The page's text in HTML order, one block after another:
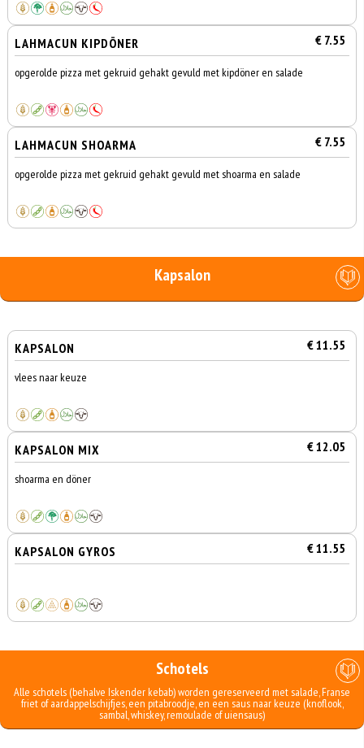
LAHMACUN KIPDÖNER € 7.55
opgerolde pizza met gekruid gehakt gevuld met kipdöner en salade
LAHMACUN SHOARMA € 7.55
opgerolde pizza met gekruid gehakt gevuld met shoarma en salade
Kapsalon
KAPSALON € 11.55
vlees naar keuze
KAPSALON MIX € 12.05
shoarma en döner
KAPSALON GYROS € 11.55
Schotels
Alle schotels (behalve Iskender kebab) worden gereserveerd met salade, Franse
friet of aardappelschijfjes, een pitabroodje, en een saus naar keuze (knoflook,
sambal, whiskey, remoulade of uiensaus)